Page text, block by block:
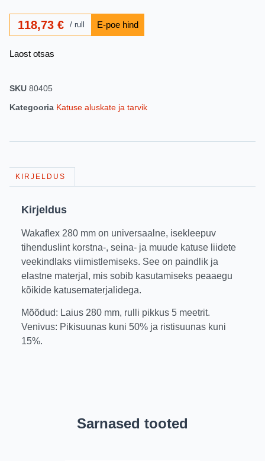
118,73€ rull
Laost otsas
SKU 80405
Kategooria Katuse aluskate ja tarvik
KIRJELDUS
Kirjeldus
Wakaflex 280 mm on universaalne, isekleepuv
tihenduslint korstna-, seina- ja muude katuse liidete
veekindlaks viimistlemiseks. See on paindlik ja
elastne materjal, mis sobib kasutamiseks peaaegu
kõikide katusematerjalidega.
Mõõdud: Laius 280 mm, rulli pikkus 5 meetrit.
Venivus: Pikisuunas kuni 50% ja ristisuunas kuni
15%.
Sarnased tooted